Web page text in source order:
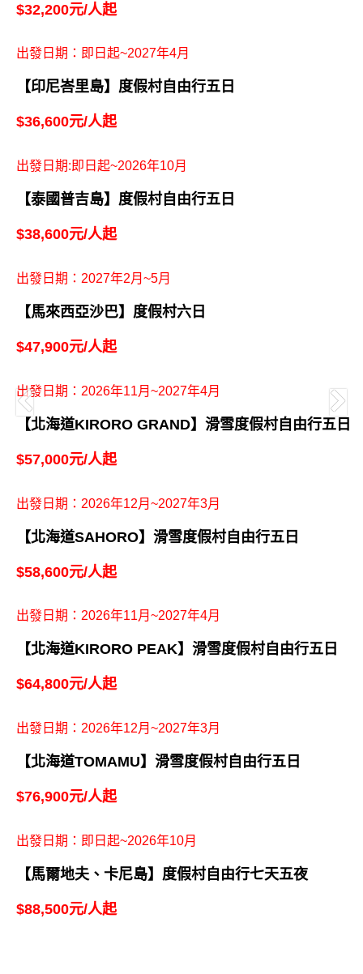
$32,200元/人起
出發日期：即日起~2027年4月
【印尼峇里島】度假村自由行五日
$36,600元/人起
出發日期:即日起~2026年10月
【泰國普吉島】度假村自由行五日
$38,600元/人起
出發日期：2027年2月~5月
【馬來西亞沙巴】度假村六日
$47,900元/人起
出發日期：2026年11月~2027年4月
【北海道KIRORO GRAND】滑雪度假村自由行五日
$57,000元/人起
出發日期：2026年12月~2027年3月
【北海道SAHORO】滑雪度假村自由行五日
$58,600元/人起
出發日期：2026年11月~2027年4月
【北海道KIRORO PEAK】滑雪度假村自由行五日
$64,800元/人起
出發日期：2026年12月~2027年3月
【北海道TOMAMU】滑雪度假村自由行五日
$76,900元/人起
出發日期：即日起~2026年10月
【馬爾地夫、卡尼島】度假村自由行七天五夜
$88,500元/人起